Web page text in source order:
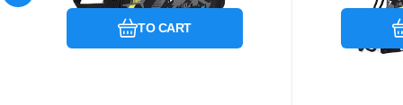
TO CART